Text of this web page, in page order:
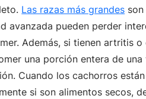
Las razas más grandes
avanzada pueden perder
Además, si tienen artritis
una porción entera de una
Cuando los cachorros
si son alimentos secos,